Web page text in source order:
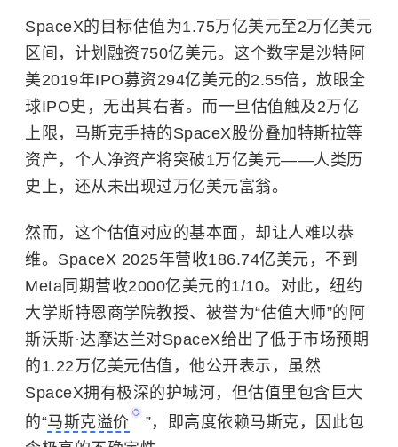
SpaceX的目标估值为1.75万亿美元至2万亿美元
区间，计划融资750亿美元。这个数字是沙特阿
美2019年IPO募资294亿美元的2.55倍，放眼全
球IPO史，无出其右者。而一旦估值触及2万亿
上限，马斯克手持的SpaceX股份叠加 特斯拉等
资产，个人净资产将突破1万亿美元——人类历
史上，还从未出现过万亿美元富翁。
然而，这个估值对应的基本面，却让人难以恭
维。SpaceX 2025年营收186.74亿美元，不到
Meta同期营收2000亿美元的1/10。对此，纽约
大学斯特恩商学院教授、被誉为“估值大师”的阿
斯沃斯·达摩达兰对SpaceX给出了低于市场预期
的1.22万亿美元估值，他公开表示，虽然
SpaceX拥有极深的护城河，但估值里包含巨大
的“马斯克溢价
”，即高度依赖马斯克，因此包